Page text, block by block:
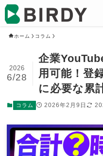
ホーム コラム
企業
用可能！登
に必要な累
2026
6/28
コラム 2026年2月9日